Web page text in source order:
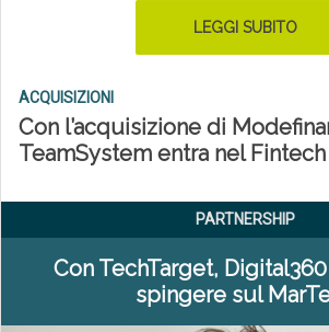
LEGGI SUBITO
ACQUISIZIONI
Con l’acquisizione di
TeamSystem entra nel Fintech
PARTNERSHIP
Con TechTarget,
spingere sul